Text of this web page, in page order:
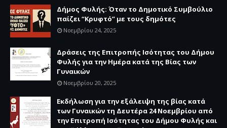
Δήμος Φυλής: Όταν το Δημοτικό Συμβούλιο
παίζει “Κρυφτό” με τους δημότες
Νοεμβρίου 24, 2025
Δράσεις της Επιτροπής Ισότητας του Δήμου
Φυλής για την Ημέρα κατά της Βίας των
Γυναικών
Νοεμβρίου 20, 2025
Εκδήλωση για την εξάλειψη της βίας κατά
των Γυναικών τη Δευτέρα 24 Νοεμβρίου από
την Επιτροπή Ισότητας του Δήμου Φυλής και